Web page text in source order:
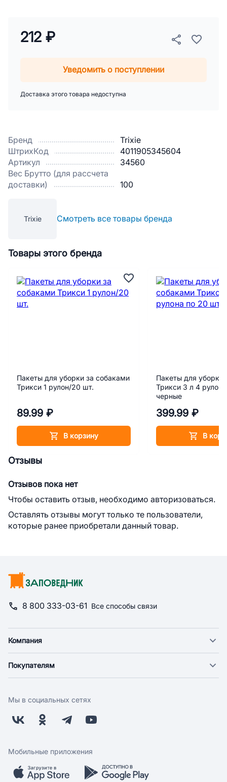
Бренд
Trixie
ШтрихКод
4011905345604
Артикул
34560
Вес Брутто (для рассчета
доставки)
100
Trixie Смотреть все товары бренда
212 ₽
Уведомить о поступлении
Доставка этого товара недоступна
Товары этого бренда
Пакеты для уборки за собаками
Трикси 1 рулон/20 шт.
89.99 ₽
В корзину
Пакеты для уборки
Трикси 3 л 4
черные
399.99 ₽
В
Отзывы
Отзывов пока нет
Чтобы оставить отзыв, необходимо авторизоваться.
Оставлять отзывы могут только те пользователи,
которые ранее приобретали данный товар.
8 800 333-03-61 Все способы связи
Компания
Новости
Поставщикам
Заводчикам
Обратная связь
Покупателям
Оплата
Бонусная программа
Скидки и акции
Мобильное приложение
Мы в социальных сетях
Мобильные приложения